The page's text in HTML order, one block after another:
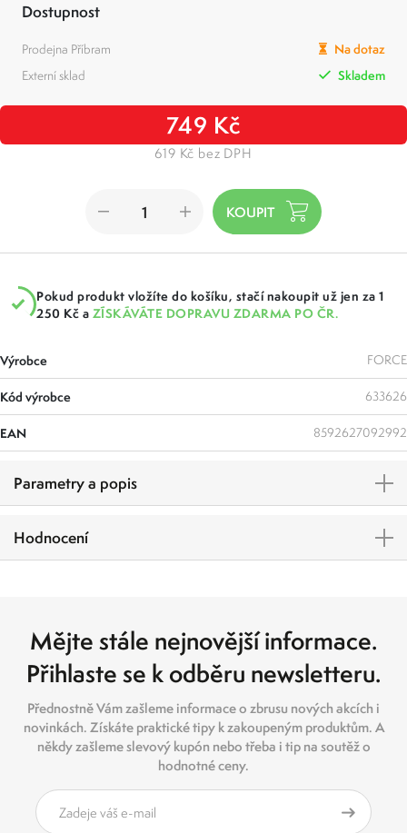
Dostupnost
Prodejna Příbram
Na dotaz
Externí sklad
Skladem
749 Kč
619 Kč bez DPH
Pokud produkt vložíte do košíku, stačí nakoupit už jen za 1
250 Kč a ZÍSKÁVÁTE DOPRAVU ZDARMA PO ČR.
Výrobce FORCE
Kód výrobce 633626
EAN 8592627092992
Parametry a popis
Hodnocení
Mějte stále nejnovější informace.
Přihlaste se k odběru newsletteru.
Přednostně Vám zašleme informace o zbrusu nových akcích i
novinkách. Získáte praktické tipy k zakoupeným produktům. A
někdy zašleme slevový kupón nebo třeba i tip na soutěž o
hodnotné ceny.